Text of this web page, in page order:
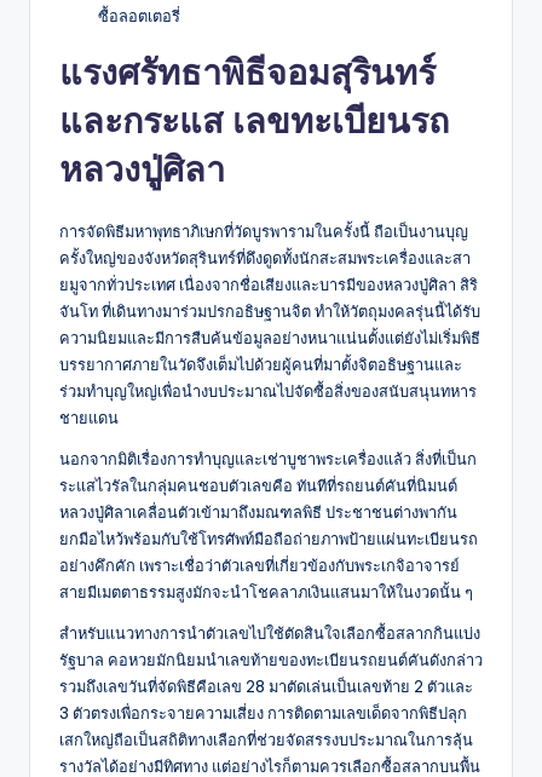
ซื้อลอตเตอรี่
แรงศรัทธาพิธีจอมสุรินทร์
และกระแส เลขทะเบียนรถ
หลวงปู่ศิลา
การจัดพิธีมหาพุทธาภิเษกที่วัดบูรพารามในครั้งนี้ ถือเป็นงานบุญ
ครั้งใหญ่ของจังหวัดสุรินทร์ที่ดึงดูดทั้งนักสะสมพระเครื่องและสา
ยมูจากทั่วประเทศ เนื่องจากชื่อเสียงและบารมีของหลวงปู่ศิลา สิริ
จันโท ที่เดินทางมาร่วมปรกอธิษฐานจิต ทำให้วัตถุมงคลรุ่นนี้ได้รับ
ความนิยมและมีการสืบค้นข้อมูลอย่างหนาแน่นตั้งแต่ยังไม่เริ่มพิธี
บรรยากาศภายในวัดจึงเต็มไปด้วยผู้คนที่มาตั้งจิตอธิษฐานและ
ร่วมทำบุญใหญ่เพื่อนำงบประมาณไปจัดซื้อสิ่งของสนับสนุนทหาร
ชายแดน
นอกจากมิติเรื่องการทำบุญและเช่าบูชาพระเครื่องแล้ว สิ่งที่เป็นก
ระแสไวรัลในกลุ่มคนชอบตัวเลขคือ ทันทีที่รถยนต์คันที่นิมนต์
หลวงปู่ศิลาเคลื่อนตัวเข้ามาถึงมณฑลพิธี ประชาชนต่างพากัน
ยกมือไหว้พร้อมกับใช้โทรศัพท์มือถือถ่ายภาพป้ายแผ่นทะเบียนรถ
อย่างคึกคัก เพราะเชื่อว่าตัวเลขที่เกี่ยวข้องกับพระเกจิอาจารย์
สายมีเมตตาธรรมสูงมักจะนำโชคลาภเงินแสนมาให้ในงวดนั้น ๆ
สำหรับแนวทางการนำตัวเลขไปใช้ตัดสินใจเลือกซื้อสลากกินแบ่ง
รัฐบาล คอหวยมักนิยมนำเลขท้ายของทะเบียนรถยนต์คันดังกล่าว
รวมถึงเลขวันที่จัดพิธีคือเลข 28 มาตัดเล่นเป็นเลขท้าย 2 ตัวและ
3 ตัวตรงเพื่อกระจายความเสี่ยง การติดตามเลขเด็ดจากพิธีปลุก
เสกใหญ่ถือเป็นสถิติทางเลือกที่ช่วยจัดสรรงบประมาณในการลุ้น
รางวัลได้อย่างมีทิศทาง แต่อย่างไรก็ตามควรเลือกซื้อสลากบนพื้น